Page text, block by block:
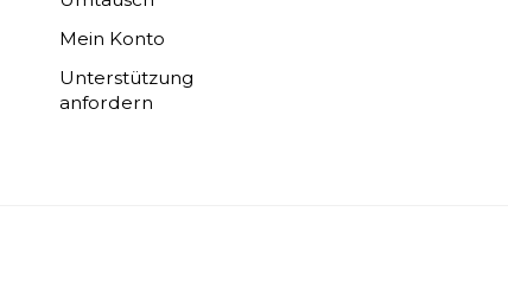
Mein Konto
Unterstützung
anfordern